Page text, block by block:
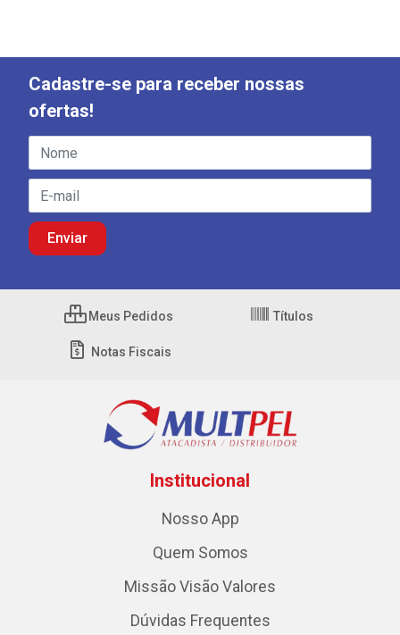
Cadastre-se para receber nossas
ofertas!
Meus Pedidos Títulos
Notas Fiscais
Institucional
Nosso App
Quem Somos
Missão Visão Valores
Dúvidas Frequentes